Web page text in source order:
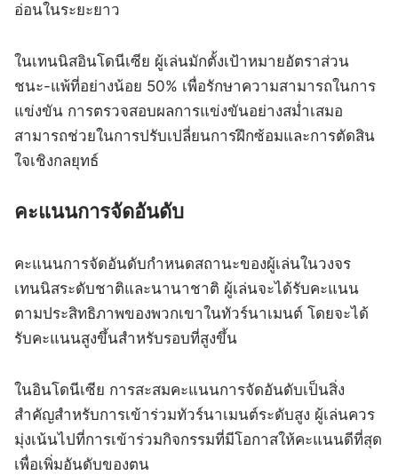
อ่อนในระยะยาว
ในเทนนิสอินโดนีเซีย ผู้เล่นมักตั้งเป้าหมายอัตราส่วน
ชนะ-แพ้ที่อย่างน้อย 50% เพื่อรักษาความสามารถในการ
แข่งขัน การตรวจสอบผลการแข่งขันอย่างสม่ำเสมอ
สามารถช่วยในการปรับเปลี่ยนการฝึกซ้อมและการตัดสิน
ใจเชิงกลยุทธ์
คะแนนการจัดอันดับ
คะแนนการจัดอันดับกำหนดสถานะของผู้เล่นในวงจร
เทนนิสระดับชาติและนานาชาติ ผู้เล่นจะได้รับคะแนน
ตามประสิทธิภาพของพวกเขาในทัวร์นาเมนต์ โดยจะได้
รับคะแนนสูงขึ้นสำหรับรอบที่สูงขึ้น
ในอินโดนีเซีย การสะสมคะแนนการจัดอันดับเป็นสิ่ง
สำคัญสำหรับการเข้าร่วมทัวร์นาเมนต์ระดับสูง ผู้เล่นควร
มุ่งเน้นไปที่การเข้าร่วมกิจกรรมที่มีโอกาสให้คะแนนดีที่สุด
เพื่อเพิ่มอันดับของตน